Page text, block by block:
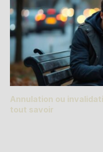
Annulation ou
tout savoir